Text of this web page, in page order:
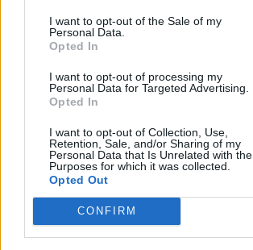
I want to opt-out of the Sale of my
Personal Data.
Opted In
I want to opt-out of processing my
Personal Data for Targeted Advertising.
Opted In
I want to opt-out of Collection, Use,
Retention, Sale, and/or Sharing of my
Personal Data that Is Unrelated with the
Purposes for which it was collected.
Opted Out
CONFIRM
Publicidad